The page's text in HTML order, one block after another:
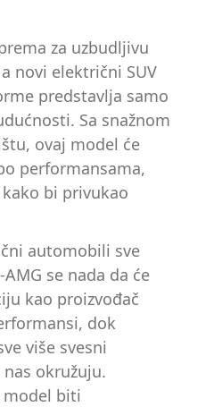
za uzbudljivu
novi električni SUV
predstavlja samo
Sa snažnom
ovaj model će
performansama,
bi privukao
automobili sve
se nada da će
kao proizvođač
dok
više svesni
okružuju.
model biti